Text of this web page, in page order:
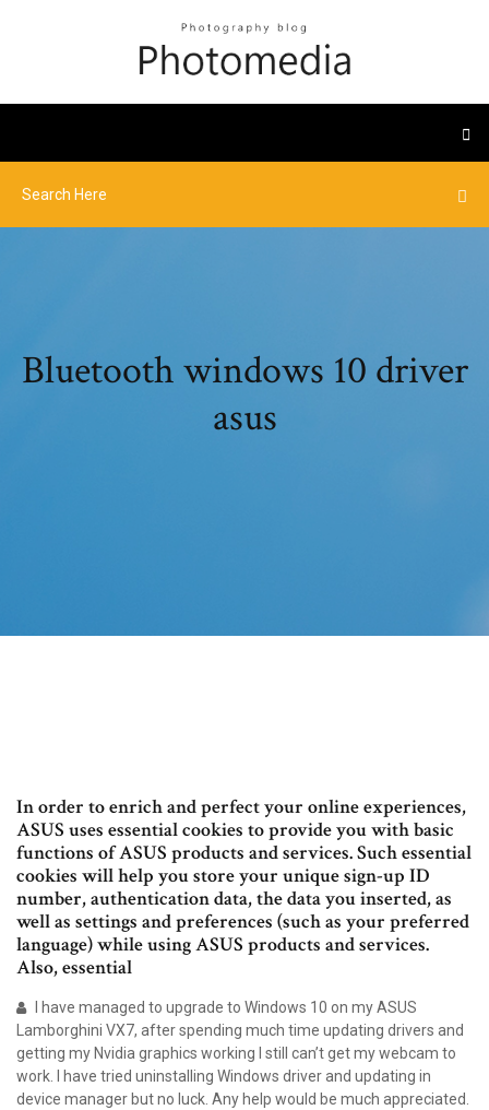
Bluetooth windows 10 driver
asus
In order to enrich and perfect your online experiences,
ASUS uses essential cookies to provide you with basic
functions of ASUS products and services. Such essential
cookies will help you store your unique sign-up ID
number, authentication data, the data you inserted, as
well as settings and preferences (such as your preferred
language) while using ASUS products and services.
Also, essential
I have managed to upgrade to Windows 10 on my ASUS
Lamborghini VX7, after spending much time updating drivers and
getting my Nvidia graphics working I still can’t get my webcam to
work. I have tried uninstalling Windows driver and updating in
device manager but no luck. Any help would be much appreciated.